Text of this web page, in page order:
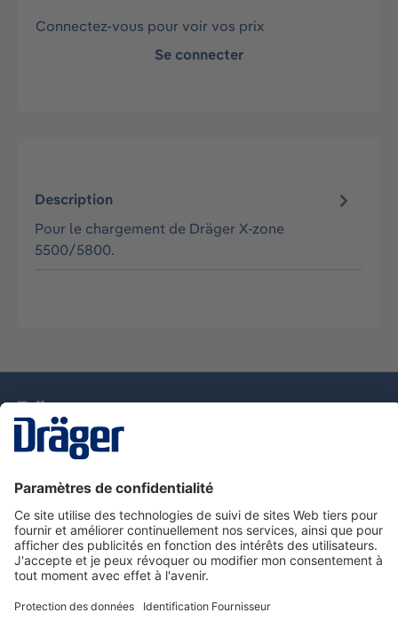
Connectez-vous pour voir vos prix
Se connecter
Description
Pour le chargement de Dräger X-zone
5500/5800.
Nous contacter
Service de e-commande Dräger
Informations sur les produits